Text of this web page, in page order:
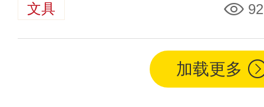
文具
加载更多